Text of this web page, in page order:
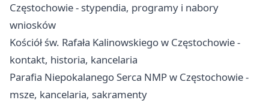
Częstochowie - stypendia, programy i nabory
wniosków
Kościół św. Rafała Kalinowskiego w Częstochowie -
kontakt, historia, kancelaria
Parafia Niepokalanego Serca NMP w Częstochowie -
msze, kancelaria, sakramenty